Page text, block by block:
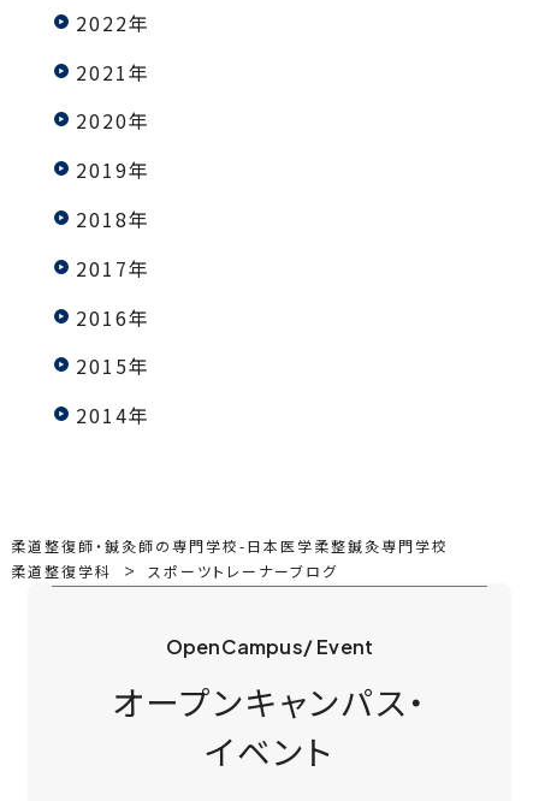
2022年
2021年
2020年
2019年
2018年
2017年
2016年
2015年
2014年
柔道整復師・鍼灸師の専門学校-日本医学柔整鍼灸専門学校
柔道整復学科
スポーツトレーナーブログ
OpenCampus/ Event
オープンキャンパス・
イベント